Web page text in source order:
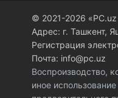
© 2021-2026
Адрес: г. Ташкент,
Регистрация
Почта: info@pc.uz
Воспроизводство,
иное